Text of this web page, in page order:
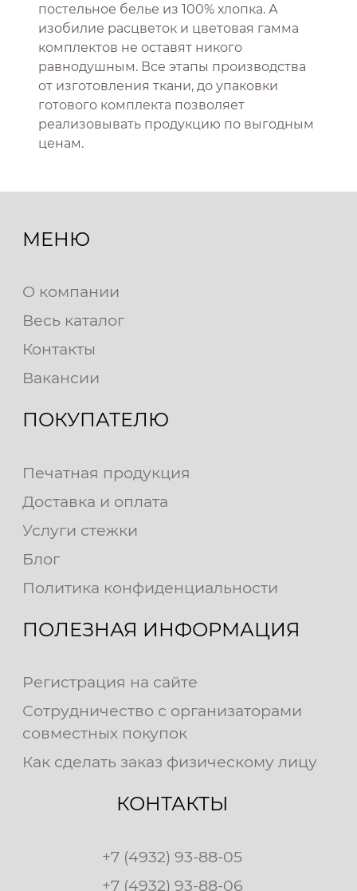
постельное белье из 100% хлопка. А
изобилие расцветок и цветовая гамма
комплектов не оставят никого
равнодушным. Все этапы производства
от изготовления ткани, до упаковки
готового комплекта позволяет
реализовывать продукцию по выгодным
ценам.
МЕНЮ
О компании
Весь каталог
Контакты
Вакансии
ПОКУПАТЕЛЮ
Печатная продукция
Доставка и оплата
Услуги стежки
Блог
Политика конфиденциальности
ПОЛЕЗНАЯ ИНФОРМАЦИЯ
Регистрация на сайте
Сотрудничество с организаторами
совместных покупок
Как сделать заказ физическому лицу
КОНТАКТЫ
+7 (4932) 93-88-05
+7 (4932) 93-88-06